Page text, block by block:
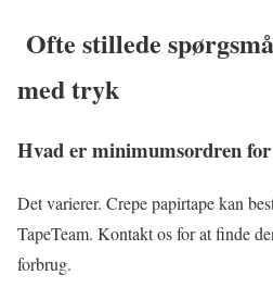
Ofte stillede
med tryk
Hvad er minimumsordren
Det varierer. Crepe papirtape kan
TapeTeam. Kontakt os for at finde
forbrug.